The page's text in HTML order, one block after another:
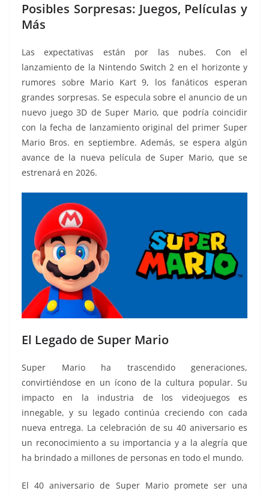
Posibles Sorpresas: Juegos, Películas y
Más
Las expectativas están por las nubes. Con el
lanzamiento de la Nintendo Switch 2 en el horizonte y
rumores sobre Mario Kart 9, los fanáticos esperan
grandes sorpresas. Se especula sobre el anuncio de un
nuevo juego 3D de Super Mario, que podría coincidir
con la fecha de lanzamiento original del primer Super
Mario Bros. en septiembre. Además, se espera algún
avance de la nueva película de Super Mario, que se
estrenará en 2026.
El Legado de Super Mario
Super Mario ha trascendido generaciones,
convirtiéndose en un ícono de la cultura popular. Su
impacto en la industria de los videojuegos es
innegable, y su legado continúa creciendo con cada
nueva entrega. La celebración de su 40 aniversario es
un reconocimiento a su importancia y a la alegría que
ha brindado a millones de personas en todo el mundo.
El 40 aniversario de Super Mario promete ser una